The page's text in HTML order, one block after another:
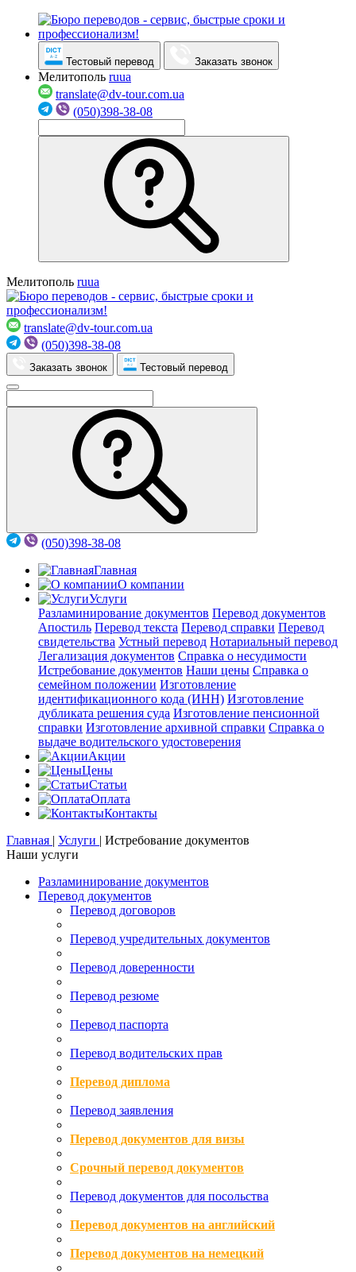
Тестовый перевод Заказать звонок
Мелитополь ruua
translate@dv-tour.com.ua
(050)398-38-08
Мелитополь ruua
translate@dv-tour.com.ua
(050)398-38-08
Заказать звонок Тестовый перевод
(050)398-38-08
Главная
О компании
Услуги
Разламинирование документов Перевод документов
Апостиль Перевод текста Перевод справки Перевод
свидетельства Устный перевод Нотариальный перевод
Легализация документов Справка о несудимости
Истребование документов Наши цены Справка о
семейном положении Изготовление
идентификационного кода (ИНН) Изготовление
дубликата решения суда Изготовление пенсионной
справки Изготовление архивной справки Справка о
выдаче водительского удостоверения
Акции
Цены
Статьи
Оплата
Контакты
Главная | Услуги | Истребование документов
Наши услуги
Разламинирование документов
Перевод документов
Перевод договоров
Перевод учредительных документов
Перевод доверенности
Перевод резюме
Перевод паспорта
Перевод водительских прав
Перевод диплома
Перевод заявления
Перевод документов для визы
Срочный перевод документов
Перевод документов для посольства
Перевод документов на английский
Перевод документов на немецкий